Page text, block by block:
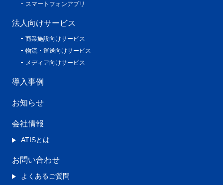
スマートフォンアプリ
法人向けサービス
商業施設向けサービス
物流・運送向けサービス
メディア向けサービス
導入事例
お知らせ
会社情報
ATISとは
お問い合わせ
よくあるご質問